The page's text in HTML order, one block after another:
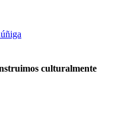
culturalmente